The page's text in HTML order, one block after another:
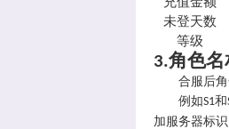
未登天数
等级
3.角色名
合服后角色
例如S1和
加服务器标识